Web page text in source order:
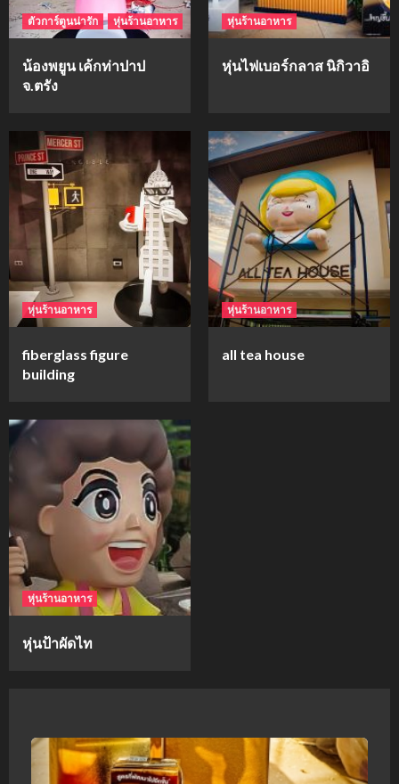
2
mockups
ก้อนเนื้อทรงลูกบาสก์
3
mockups
soul young
4
mockups
ม็อคอัพขวด bsab
5
ม็อคอัพน้ำมันวังว่าน
ตัวการ์ตูนน่ารัก หุ่นร้านอาหาร
น้องพยูน เค้กท่าปาป
จ.ตรัง
หุ่นร้านอาหาร
หุ่นไฟเบอร์กลาส นิกิวาอิ
หุ่นร้านอาหาร
fiberglass figure
building
หุ่นร้านอาหาร
all tea house
หุ่นร้านอาหาร
หุ่นป้าผัดไท